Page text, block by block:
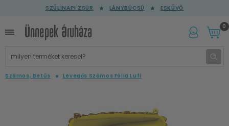
SZÜLINAPI ZSÚR LÁNYBÚCSÚ ESKÜVŐ
0
Számos, Betűs Levegős Számos Fólia Lufi